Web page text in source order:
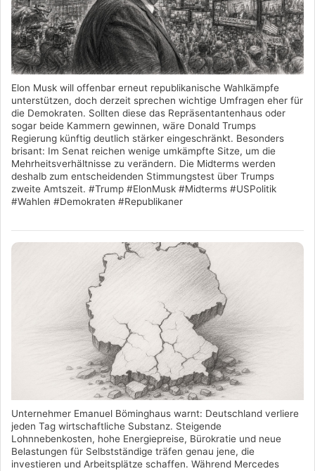
Elon Musk will offenbar erneut republikanische Wahlkämpfe
unterstützen, doch derzeit sprechen wichtige Umfragen eher für
die Demokraten. Sollten diese das Repräsentantenhaus oder
sogar beide Kammern gewinnen, wäre Donald Trumps
Regierung künftig deutlich stärker eingeschränkt. Besonders
brisant: Im Senat reichen wenige umkämpfte Sitze, um die
Mehrheitsverhältnisse zu verändern. Die Midterms werden
deshalb zum entscheidenden Stimmungstest über Trumps
zweite Amtszeit. #Trump #ElonMusk #Midterms #USPolitik
#Wahlen #Demokraten #Republikaner
Unternehmer Emanuel Böminghaus warnt: Deutschland verliere
jeden Tag wirtschaftliche Substanz. Steigende
Lohnnebenkosten, hohe Energiepreise, Bürokratie und neue
Belastungen für Selbstständige träfen genau jene, die
investieren und Arbeitsplätze schaffen. Während Mercedes